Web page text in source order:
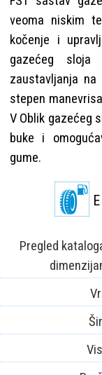
veoma niskim
kočenje i
gazećeg sloja
zaustavljanja
stepen
V Oblik gazećeg
buke i
gume.
E
Pregled